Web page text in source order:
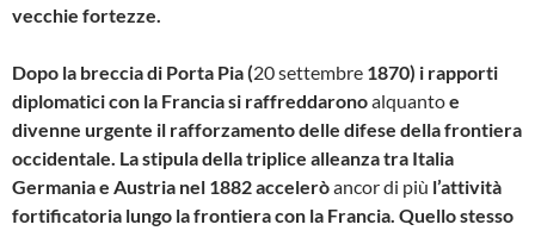
vecchie fortezze.
Dopo la breccia di Porta Pia (20 settembre 1870) i rapporti
diplomatici con la Francia si raffreddaronoalquantoe
divenne urgente il rafforzamento delle difese della frontiera
occidentale. La stipula della triplice alleanza tra Italia
Germania e Austria nel 1882 acceleròancor di più l’attività
fortificatoria lungo la frontiera con la Francia. Quello stesso